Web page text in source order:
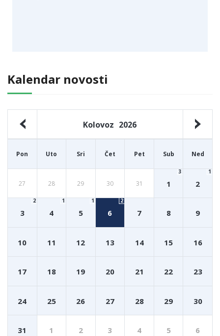
Kalendar novosti
Kolovoz 2026
Pon Uto Sri Čet Pet Sub Ned
27 28 29 30 31 1
3
2
1
3
2
4
1
5
1
6
2
7 8 9
10 11 12 13 14 15 16
17 18 19 20 21 22 23
24 25 26 27 28 29 30
31 1 2 3 4 5 6